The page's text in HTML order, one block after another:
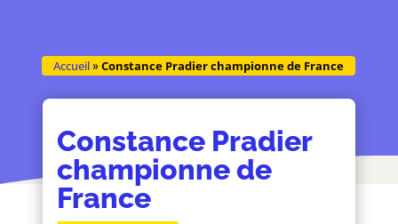
Accueil»Constance Pradier championne de France
Constance Pradier
championne de
France